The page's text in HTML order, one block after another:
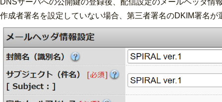
DNSサーバへの公開鍵の登録後、配信設定のメールヘッダ
作成者署名を設定していない場合、第三者署名のDKIM署名が